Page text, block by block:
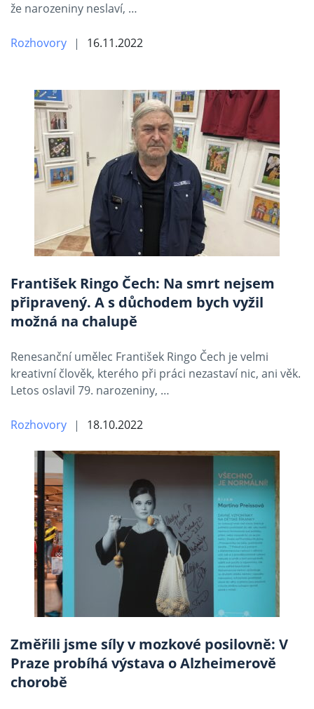
že narozeniny neslaví, …
Rozhovory 16.11.2022
František Ringo Čech: Na smrt nejsem
připravený. A s důchodem bych vyžil
možná na chalupě
Renesanční umělec František Ringo Čech je velmi
kreativní člověk, kterého při práci nezastaví nic, ani věk.
Letos oslavil 79. narozeniny, …
Rozhovory 18.10.2022
Změřili jsme síly v mozkové posilovně: V
Praze probíhá výstava o Alzheimerově
chorobě